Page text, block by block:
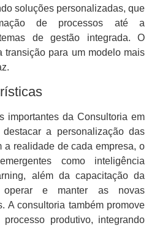
soluções personalizadas, que
de processos até a
de gestão integrada. O
transição para um modelo mais
importantes da Consultoria em
destacar a personalização das
a realidade de cada empresa, o
como inteligência
além da capacitação da
e manter as novas
A consultoria também promove
produtivo, integrando